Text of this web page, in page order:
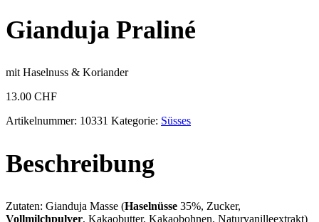
Gianduja Praliné
mit Haselnuss & Koriander
13.00 CHF
Artikelnummer: 10331 Kategorie: Süsses
Beschreibung
Zutaten: Gianduja Masse (Haselnüsse 35%, Zucker,
Vollmilchpulver, Kakaobutter, Kakaobohnen, Naturvanilleextrakt)